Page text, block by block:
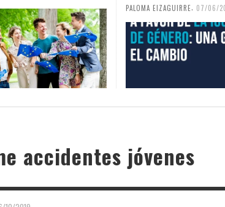
PALOMA EIZAGUIRRE 07/06/
accidentes jóvenes